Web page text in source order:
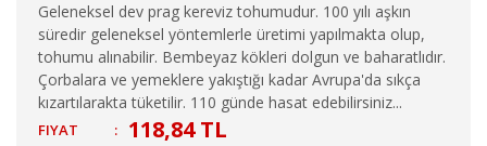
Geleneksel dev prag kereviz tohumudur. 100 yılı aşkın
süredir geleneksel yöntemlerle üretimi yapılmakta olup,
tohumu alınabilir. Bembeyaz kökleri dolgun ve baharatlıdır.
Çorbalara ve yemeklere yakıştığı kadar Avrupa'da sıkça
kızartılarakta tüketilir. 110 günde hasat edebilirsiniz...
FIYAT : 118,84 TL